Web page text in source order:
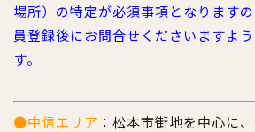
場所）の特定が必須事項となります
員登録後にお問合せくださいますよ
す。
●中信エリア ：松本市街地を中心に